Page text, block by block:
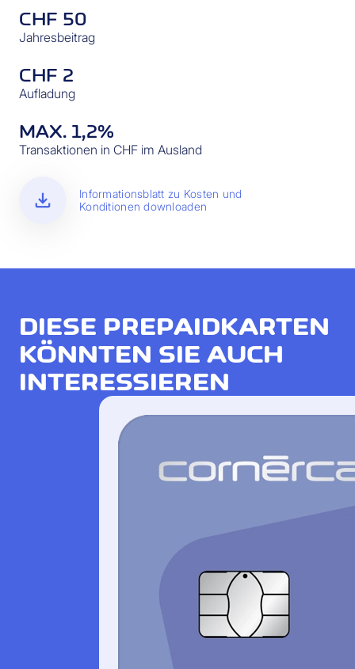
CHF 50
Jahresbeitrag
CHF 2
Aufladung
MAX. 1,2%
Transaktionen in CHF im Ausland
download
Informationsblatt zu Kosten und
Konditionen downloaden
DIESE PREPAIDKARTEN
KÖNNTEN SIE AUCH
INTERESSIEREN